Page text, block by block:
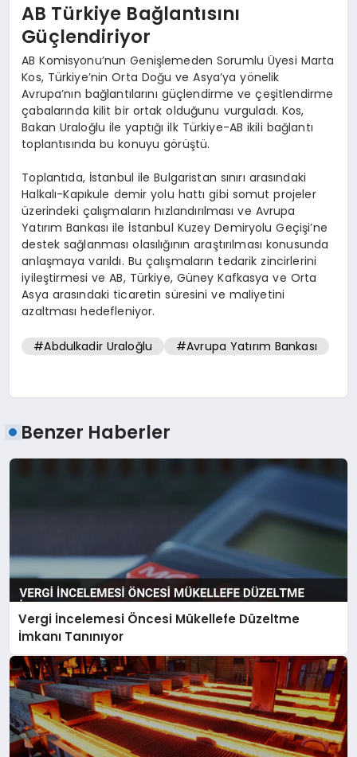
AB Türkiye Bağlantısını
Güçlendiriyor
AB Komisyonu’nun Genişlemeden Sorumlu Üyesi Marta
Kos, Türkiye’nin Orta Doğu ve Asya’ya yönelik
Avrupa’nın bağlantılarını güçlendirme ve çeşitlendirme
çabalarında kilit bir ortak olduğunu vurguladı. Kos,
Bakan Uraloğlu ile yaptığı ilk Türkiye-AB ikili bağlantı
toplantısında bu konuyu görüştü.
Toplantıda, İstanbul ile Bulgaristan sınırı arasındaki
Halkalı-Kapıkule demir yolu hattı gibi somut projeler
üzerindeki çalışmaların hızlandırılması ve Avrupa
Yatırım Bankası ile İstanbul Kuzey Demiryolu Geçişi’ne
destek sağlanması olasılığının araştırılması konusunda
anlaşmaya varıldı. Bu çalışmaların tedarik zincirlerini
iyileştirmesi ve AB, Türkiye, Güney Kafkasya ve Orta
Asya arasındaki ticaretin süresini ve maliyetini
azaltması hedefleniyor.
#Abdulkadir Uraloğlu #Avrupa Yatırım Bankası
Benzer Haberler
Vergi İncelemesi Öncesi Mükellefe Düzeltme
İmkanı Tanınıyor